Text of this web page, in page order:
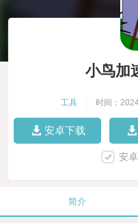
小鸟加
工具 时间：
安卓下载
安
简介